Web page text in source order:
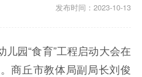
发布时间：2023-10-13
儿园“食育”工程启动大会在
商丘市教体局副局长刘俊